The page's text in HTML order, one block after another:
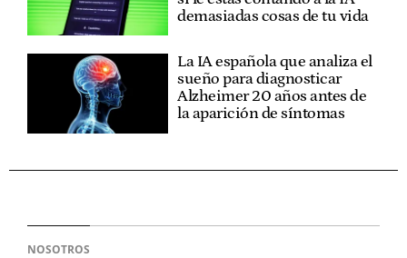
demasiadas cosas de tu vida
La IA española que analiza el
sueño para diagnosticar
Alzheimer 20 años antes de
la aparición de síntomas
NOSOTROS